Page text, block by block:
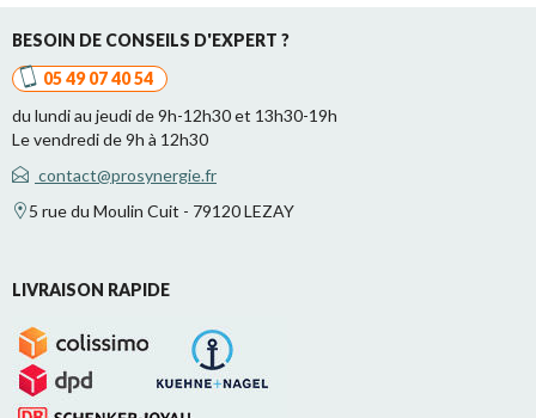
BESOIN DE CONSEILS D'EXPERT ?
05 49 07 40 54
du lundi au jeudi de 9h-12h30 et 13h30-19h
Le vendredi de 9h à 12h30
contact@prosynergie.fr
5 rue du Moulin Cuit - 79120 LEZAY
LIVRAISON RAPIDE